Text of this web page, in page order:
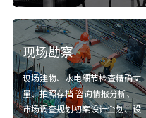
现场勘察
现场建物、水电细节检查精确丈
量、拍照存档 咨询情报分析、
市场调查规划初案设计企划、设